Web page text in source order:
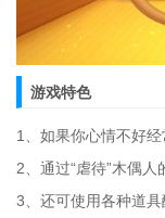
游戏特色
1、如果你心情不好
2、通过“虐待”木偶人
3、还可使用各种道